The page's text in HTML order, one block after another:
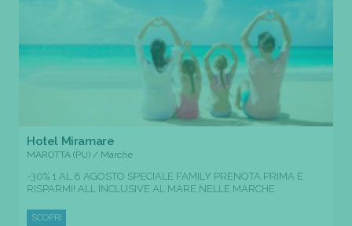
Hotel Miramare
MAROTTA (PU) / Marche
-30% 1 AL 8 AGOSTO SPECIALE FAMILY PRENOTA PRIMA E
RISPARMI! ALL INCLUSIVE AL MARE NELLE MARCHE
SCOPRI